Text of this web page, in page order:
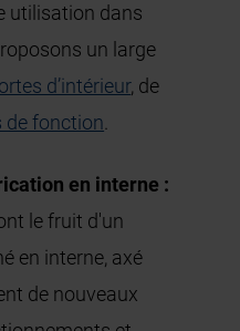
utilisation dans
un large
d’intérieur, de
de fonction.
en interne :
le fruit d'un
en interne, axé
de nouveaux